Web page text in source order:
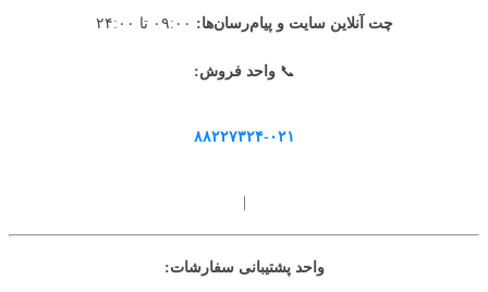
چت آنلاین سایت و پیام‌رسان‌ها:
📞واحد فروش:
۸۸۲۲۷۳۲۴-۰۲۱
واحد پشتیبانی سفارشات: